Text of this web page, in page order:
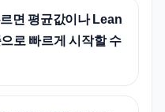
면 평균값이나 Lean
로 빠르게 시작할 수